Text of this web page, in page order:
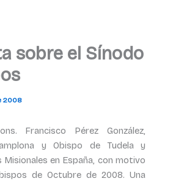
sobre el Sínodo
2008
Francisco Pérez González,
y Obispo de Tudela y
en España, con motivo
de Octubre de 2008. Una